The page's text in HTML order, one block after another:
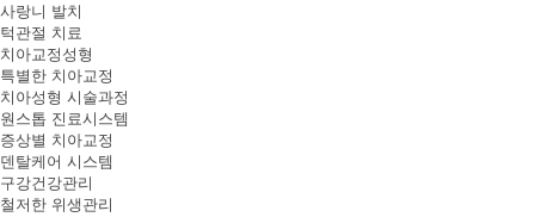
사랑니 발치
턱관절 치료
치아교정성형
특별한 치아교정
치아성형 시술과정
원스톱 진료시스템
증상별 치아교정
덴탈케어 시스템
구강건강관리
철저한 위생관리